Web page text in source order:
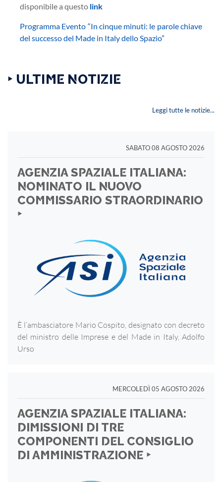
disponibile a questo link
Programma Evento “In cinque minuti: le parole chiave
del successo del Made in Italy dello Spazio”
‣ ULTIME NOTIZIE
Leggi tutte le notizie...
SABATO 08 AGOSTO 2026
AGENZIA SPAZIALE ITALIANA:
NOMINATO IL NUOVO
COMMISSARIO STRAORDINARIO
‣
È l’ambasciatore Mario Cospito, designato con decreto
del ministro delle Imprese e del Made in Italy, Adolfo
Urso
MERCOLEDÌ 05 AGOSTO 2026
AGENZIA SPAZIALE ITALIANA:
DIMISSIONI DI TRE
COMPONENTI DEL CONSIGLIO
DI AMMINISTRAZIONE ‣